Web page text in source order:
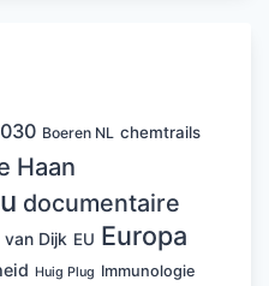
Boeren NL chemtrails
Haan
documentaire
van Dijk EU Europa
Huig Plug Immunologie